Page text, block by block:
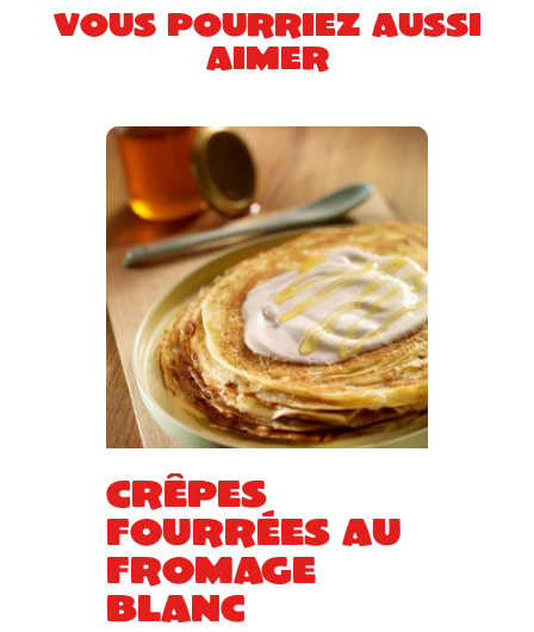
Vous pourriez aussi
aimer
Crêpes
fourrées au
fromage
blanc